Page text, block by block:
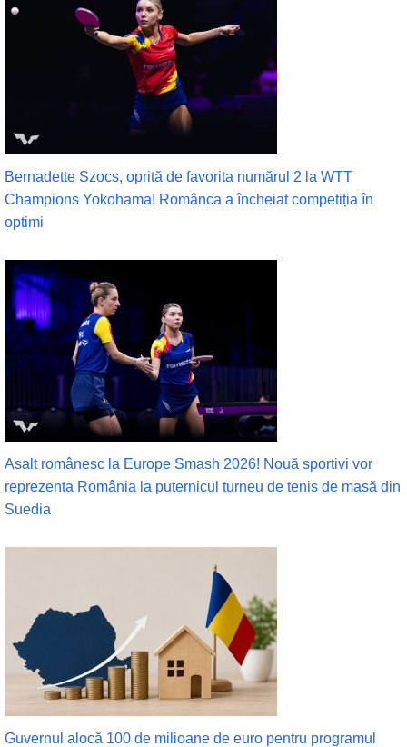
Bernadette Szocs, oprită de favorita numărul 2 la WTT
Champions Yokohama! Românca a încheiat competiția în
optimi
Asalt românesc la Europe Smash 2026! Nouă sportivi vor
reprezenta România la puternicul turneu de tenis de masă din
Suedia
Guvernul alocă 100 de milioane de euro pentru programul